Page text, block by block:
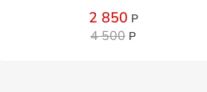
2 850 Р
4 500 Р